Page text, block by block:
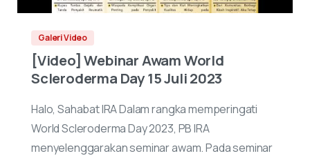
Galeri Video
[Video] Webinar Awam World
Scleroderma Day 15 Juli 2023
Halo, Sahabat IRA Dalam rangka memperingati
World Scleroderma Day 2023, PB IRA
menyelenggarakan seminar awam. Pada seminar